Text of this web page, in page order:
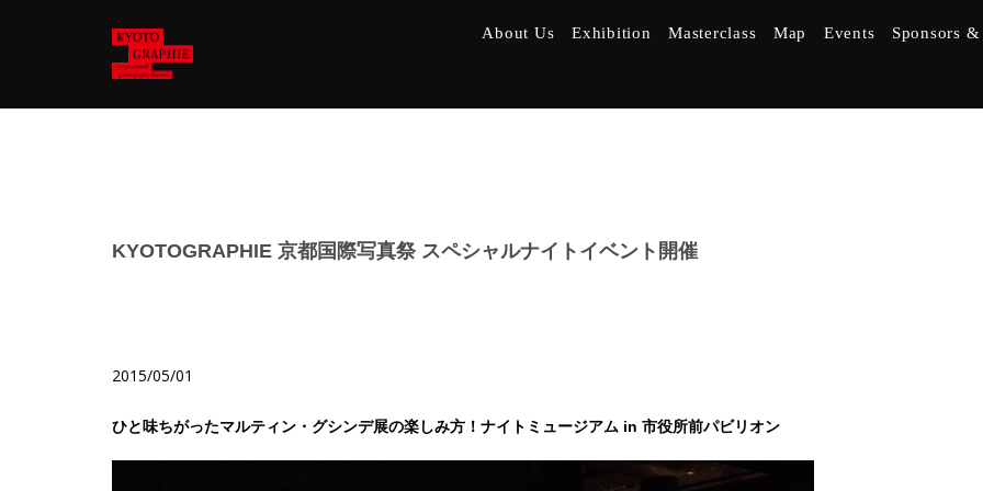
About Us Exhibition Masterclass Map Events Sponsors &
KYOTOGRAPHIE 京都国際写真祭 スペシャルナイトイベント開催
2015/05/01
ひと味ちがったマルティン・グシンデ展の楽しみ方！ナイトミュージアム in 市役所前パビリオン